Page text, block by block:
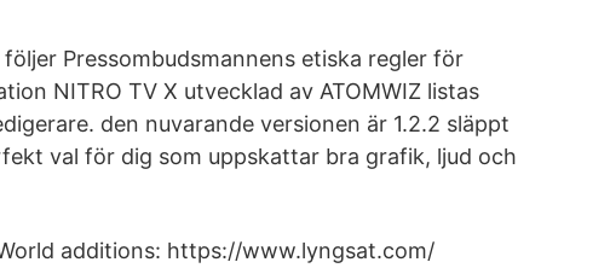
Pressombudsmannens etiska regler för
NITRO TV X utvecklad av ATOMWIZ listas
den nuvarande versionen är 1.2.2 släppt
val för dig som uppskattar bra grafik, ljud och
additions: https://www.lyngsat.com/